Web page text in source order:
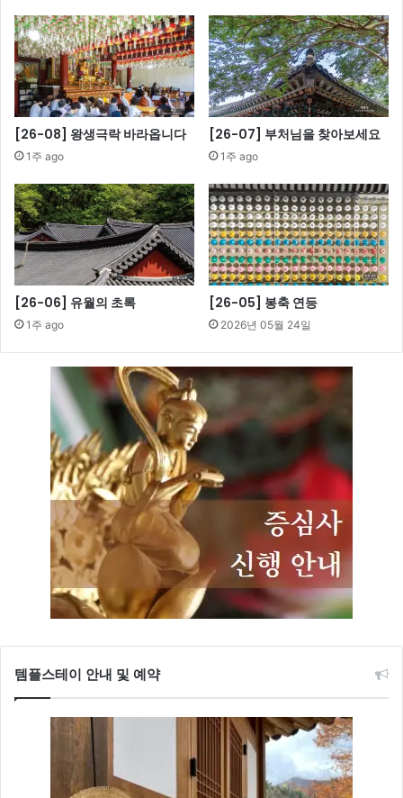
[26-08] 왕생극락 바라옵니다
1주 ago
[26-07] 부처님을 찾아보세요
1주 ago
[26-06] 유월의 초록
1주 ago
[26-05] 봉축 연등
2026년 05월 24일
템플스테이 안내 및 예약